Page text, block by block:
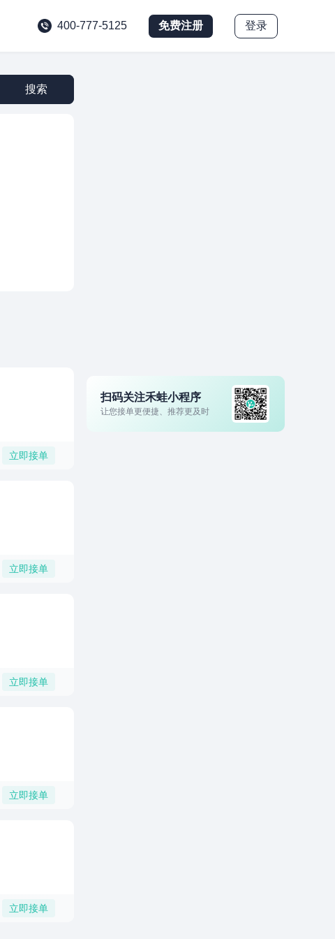
400-777-5125 免费注册 登录
搜索
立即接单
立即接单
立即接单
立即接单
立即接单
扫码关注禾蛙小程序
让您接单更便捷、推荐更及时